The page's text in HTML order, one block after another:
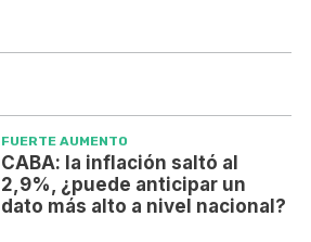
FUERTE AUMENTO
CABA: la inflación saltó al
2,9%, ¿puede anticipar un
dato más alto a nivel nacional?